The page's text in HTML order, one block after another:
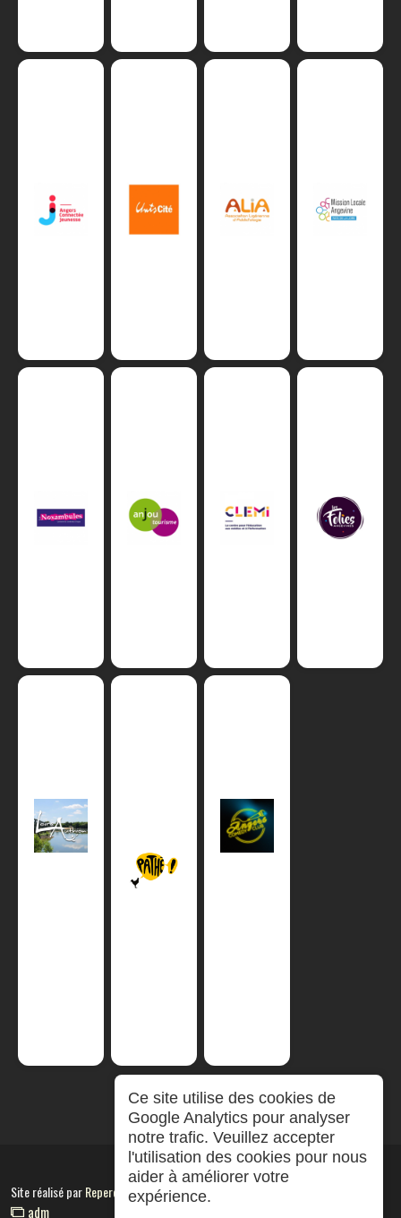
Site réalisé parRepereCom
adm
Ce site utilise des cookies de
Google Analytics pour analyser
notre trafic. Veuillez accepter
l'utilisation des cookies pour nous
aider à améliorer votre
expérience.